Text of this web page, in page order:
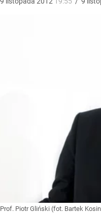
Prof. Piotr Gliński (fot. Bartek